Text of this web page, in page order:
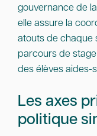
gouvernance de
elle assure la
atouts de chaque
parcours de
des élèves aides-
Les axes
politique